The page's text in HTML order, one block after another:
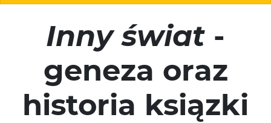
Inny świat -
geneza oraz
historia ksiązki